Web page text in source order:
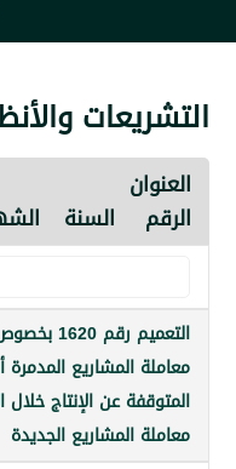
والأنظمة
السنة
الشهر اليوم
التعميم رقم 1620 بخصوص
المدمرة أو
عن الإنتاج خلال الأزمة
الجديدة